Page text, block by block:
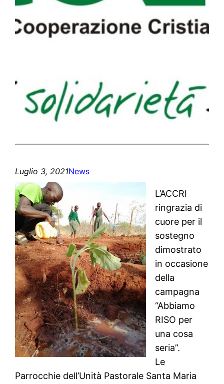
Luglio 3, 2021News
L’ACCRI
ringrazia di
cuore per il
sostegno
dimostrato
in occasione
della
campagna
“Abbiamo
RISO per
una cosa
seria”.
Le
Parrocchie dell’Unità Pastorale Santa Maria